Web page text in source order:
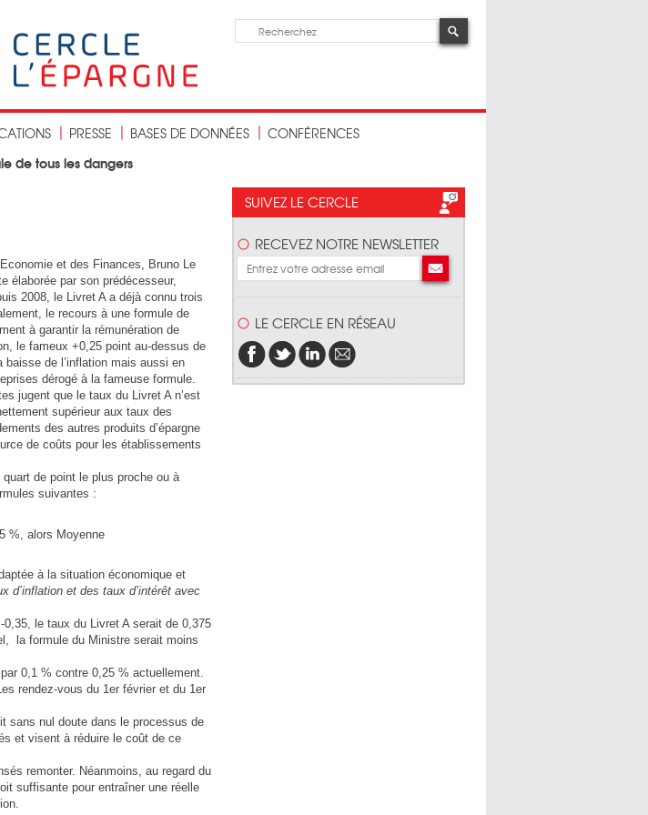
PRESSE BASES DE DONNÉES
CONFÉRENCES
de tous les dangers
et des Finances, Bruno Le
élaborée par son prédécesseur,
2008, le Livret A a déjà connu trois
le recours à une formule de
à garantir la rémunération de
le fameux +0,25 point au-dessus de
baisse de l’inflation mais aussi en
dérogé à la fameuse formule.
jugent que le taux du Livret A n’est
supérieur aux taux des
des autres produits d’épargne
de coûts pour les établissements
de point le plus proche ou à
suivantes :
%, alors Moyenne
à la situation économique et
d’inflation et des taux d’intérêt avec
le taux du Livret A serait de 0,375
la formule du Ministre serait moins
0,1 % contre 0,25 % actuellement.
rendez-vous du 1er février et du 1er
sans nul doute dans le processus de
et visent à réduire le coût de ce
remonter. Néanmoins, au regard du
suffisante pour entraîner une réelle
SUIVEZ LE CERCLE
RECEVEZ NOTRE NEWSLETTER
LE CERCLE EN RÉSEAU